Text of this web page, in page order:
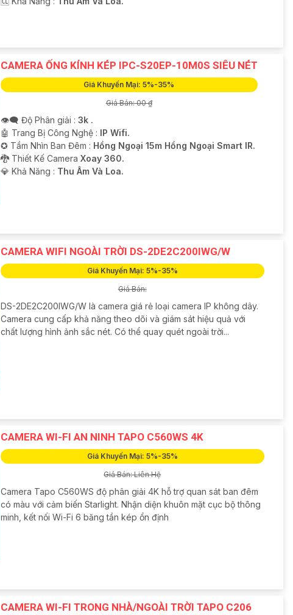
CAMERA ỐNG KÍNH KÉP IPC-S20EP-10M0S SIÊU NÉT
Giá Khuyến Mại: 5%-35%
Giá Bán: 00 ₫
👁️‍🗨 Độ Phân giải : 3k .
🤖️ Trang Bị Công Nghệ : IP Wifi.
✪ Tầm Nhìn Ban Đêm : Hồng Ngoại 15m Hồng Ngoại Smart IR.
🐉️ Thiết Kế Camera Xoay 360.
️💎 Khả Năng : Thu Âm Và Loa.
CAMERA WIFI NGOÀI TRỜI DS-2DE2C200IWG/W
Giá Khuyến Mại: 5%-35%
Giá Bán:
DS-2DE2C200IWG/W là camera giá rẻ loại camera IP không dây.
Camera cung cấp khả năng theo dõi và giám sát hiệu quả với
chất lượng hình ảnh sắc nét. Có thể quay quét ngoài trời...
CAMERA WI-FI AN NINH TAPO C560WS 4K
Giá Khuyến Mại: 5%-35%
Giá Bán: Liên Hệ
Camera Tapo C560WS độ phân giải 4K hỗ trợ quan sát ban đêm
có màu với cảm biến Starlight. Nhận diện khuôn mặt cục bộ thông
minh, kết nối Wi-Fi 6 băng tần kép ổn định
CAMERA WI-FI TRONG NHÀ/NGOÀI TRỜI TAPO C206